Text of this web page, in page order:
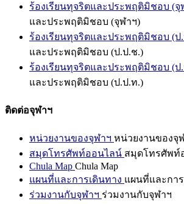
ร้องเรียนทุจริตและประพฤติมิชอบ (จุ
และประพฤติมิชอบ (จุฬาฯ)
ร้องเรียนทุจริตและประพฤติมิชอบ (ป
และประพฤติมิชอบ (ป.ป.ช.)
ร้องเรียนทุจริตและประพฤติมิชอบ (ป
และประพฤติมิชอบ (ป.ป.ท.)
ติดต่อจุฬาฯ
หน่วยงานของจุฬาฯ หน่วยงานของจุ
สมุดโทรศัพท์ออนไลน์ สมุดโทรศัพท์
Chula Map Chula Map
แผนที่และการเดินทาง แผนที่และกา
ร่วมงานกับจุฬาฯ ร่วมงานกับจุฬาฯ